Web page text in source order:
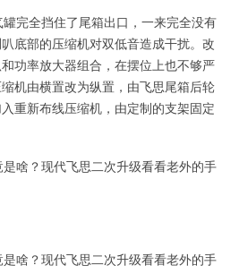
完全挡住了尾箱出口，一来完全没有
底部的压缩机对双低音造成干扰。改
功率放大器组合，在摆位上也不够严
机由横置改为纵置，由飞思尾箱后轮
重新布线压缩机，由定制的支架固定